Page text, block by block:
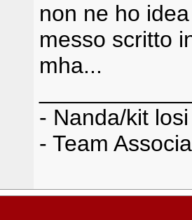
non ne ho
messo scritto
mha...
- Nanda/kit
- Team